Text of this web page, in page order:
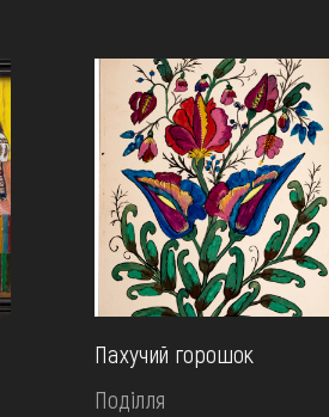
Пахучий горошок
Поділля